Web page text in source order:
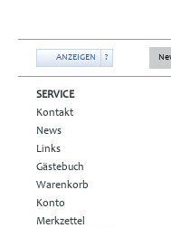
ANZEIGEN ?
SERVICE
Kontakt
News
Links
Gästebuch
Warenkorb
Konto
Merkzettel